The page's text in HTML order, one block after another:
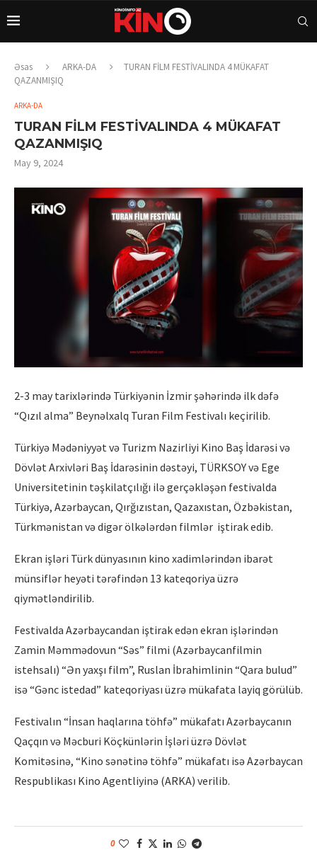
Əsas ARKA-DA
TURAN FİLM FESTİVALINDA 4 MÜKAFAT
QAZANMIŞIQ
ARKA-DA
TURAN FİLM FESTİVALINDA 4 MÜKAFAT
QAZANMIŞIQ
May 9, 2024
2-3 may tarixlərində Türkiyənin İzmir şəhərində ilk dəfə
“Qızıl alma” Beynəlxalq Turan Film Festivalı keçirilib.
Türkiyə Mədəniyyət və Turizm Nazirliyi Kino Baş İdarəsi və
Dövlət Arxivləri Baş İdarəsinin dəstəyi, TÜRKSOY və Ege
Universitetinin təşkilatçılığı ilə gerçəkləşən festivalda
Türkiyə, Azərbaycan, Qırğızıstan, Qazaxıstan, Özbəkistan,
Türkmənistan və digər ölkələrdən filmlər iştirak edib.
Ekran işləri Türk dünyasının kino xadimlərindən ibarət
münsiflər heyəti tərəfindən 13 kateqoriya üzrə
qiymətləndirilib.
Festivalda Azərbaycandan iştirak edən ekran işlərindən
Zamin Məmmədovun “Səs” filmi (Azərbaycanfilmin
istehsalı) “Ən yaxşı film”, Ruslan İbrahimlinin “Qara bulud”
isə “Gənc istedad” kateqoriyası üzrə mükafata layiq görülüb.
Festivalın “İnsan haqlarına töhfə” mükafatı Azərbaycanın
Qaçqın və Məcburi Köçkünlərin İşləri üzrə Dövlət
Komitəsinə, “Kino sənətinə töhfə” mükafatı isə Azərbaycan
Respublikası Kino Agentliyinə (ARKA) verilib.
0